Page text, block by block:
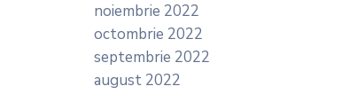
noiembrie 2022
octombrie 2022
septembrie 2022
august 2022